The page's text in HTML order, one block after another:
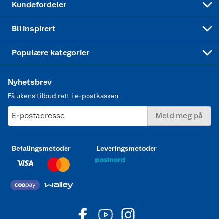
Kundefordeler
Bli inspirert
Populære kategorier
Nyhetsbrev
Få ukens tilbud rett i e-postkassen
E-postadresse Meld meg på
Betalingsmetoder Leveringsmetoder